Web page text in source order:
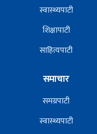
स्वास्थ्यपाटी
शिक्षापाटी
साहित्यपाटी
समाचार
समग्रपाटी
स्वास्थ्यपाटी